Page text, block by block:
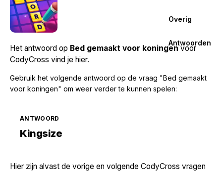
Overig
Antwoorden
Het antwoord op Bed gemaakt voor koningenvoor
CodyCross vind je hier.
Gebruik het volgende antwoord op de vraag "Bed gemaakt
voor koningen" om weer verder te kunnen spelen:
ANTWOORD
Kingsize
Hier zijn alvast de vorige en volgende CodyCross vragen